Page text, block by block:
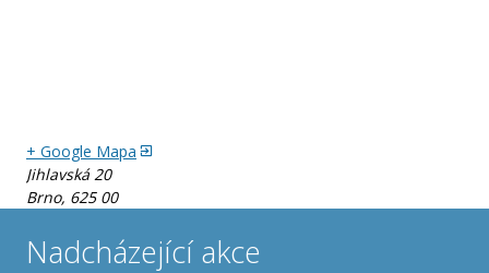
+ Google Mapa
Jihlavská 20
Brno, 625 00
Nadcházející akce